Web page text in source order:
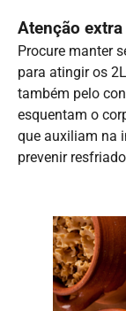
Atenção
Procure manter
para atingir os
também pelo
esquentam o
que auxiliam na
prevenir